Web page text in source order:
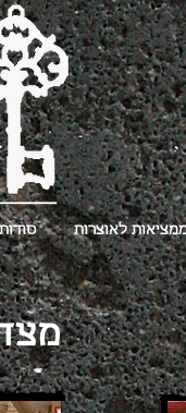
לאוצרות